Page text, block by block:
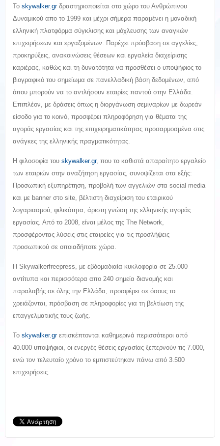
Το skywalker.grδραστηριοποιείται στο χώρο του Ανθρώπινου
Δυναμικού απο το 1999 και μέχρι σήμερα παραμένει η μοναδική
ελληνική πλατφόρμα σύγκλισης και μόχλευσης των αναγκών
επιχειρήσεων και εργαζομένων. Παρέχει πρόσβαση σε αγγελίες,
προκηρύξεις, ανακοινώσεις θέσεων και εργαλεία διαχείρισης
καριέρας, καθώς και τη δυνατότητα να προσθέσει ο υποψήφιος το
βιογραφικό του σημείωμα σε πανελλαδική βάση δεδομένων, από
όπου μπορούν να το αντλήσουν εταιρίες παντού στην Ελλάδα.
Επιπλέον, με δράσεις όπως η διοργάνωση σεμιναρίων με δωρεάν
είσοδο για το κοινό, προσφέρει πληροφόρηση για θέματα της
αγοράς εργασίας και της επιχειρηματικότητας προσαρμοσμένα στις
ανάγκες της ελληνικής πραγματικότητας.
Η φιλοσοφία του skywalker.gr, που το καθιστά απαραίτητο εργαλείο
των εταιριών στην αναζήτηση εργασίας, συνοψίζεται στα εξής:
Προσωπική εξυπηρέτηση, προβολή των αγγελιών στα social media
και με banner στο site, βέλτιστη διαχείριση του εταιρικού
λογαριασμού, φιλικότητα, άριστη γνώση της ελληνικής αγοράς
εργασίας. Από το 2008, είναι μέλος της The Network,
προσφέροντας λύσεις στις εταιρείες για τις προσλήψεις
προσωπικού σε οποιαδήποτε χώρα.
Η Skywalkerfreepress, με εβδομαδιαία κυκλοφορία σε 25.000
αντίτυπα και περισσότερα απο 240 σημεία διανομής και
παραλαβής σε όλης την Ελλάδα, προσφέρει σε όσους το
χρειάζονται, πρόσβαση σε πληροφορίες για τη βελτίωση της
επαγγελματικής τους ζωής.
Το skywalker.grεπισκέπτονται καθημερινά περισσότεροι από
40.000 υποψήφιοι, οι ενεργές θέσεις εργασίας ξεπερνούν τις 7.000,
ενώ τον τελευταίο χρόνο το εμπιστεύτηκαν πάνω από 3.500
επιχειρήσεις.